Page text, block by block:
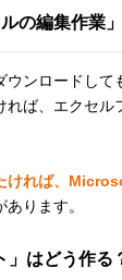
の編集作業
ウンロードして
れば、エクセル
ければ、
ります。
」はどう作る